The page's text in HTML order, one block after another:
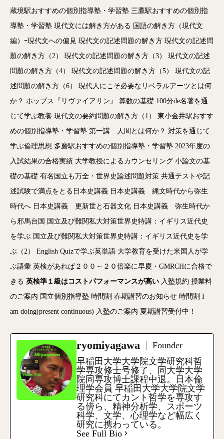
蔵境駅おすすめの個別指導塾・学習塾 三鷹駅おすすめの個別指
導塾・学習塾 現代文には解き方がある 国語の解き方（現代文
編）ｰ現代文への偏見 現代文の記述問題の解き方 現代文の記述問
題の解き方（2）
現代文の記述問題の解き方（3）
現代文の記述
問題の解き方（4）
現代文の記述問題の解き方（5）
現代文の記
述問題の解き方（6）
現代人にこそ必要なリベラルアーツとは何
か？ ホッブス『リヴァイアサン』 算数の基礎 100分de名著を通
じて学ぶ教養 現代文の要約問題の解き方（1）
東小金井駅おすす
めの個別指導塾・学習塾 第一講 人間とは何か？ 対策を通じて
学ぶ倫理思想 多磨駅おすすめの個別指導塾・学習塾 2023年度の
入試結果の合格実績 大学教授によるカウンセリング 小論文の基
礎の基礎 有名国立も万全・世界史論述問題対策 共通テストや記
述試験で満点をとる日本史講義 日本史講義 縄文時代から弥生
時代へ 日本史講義 更新世と石器文化 日本史講義 弥生時代か
ら邪馬台国 国立及び難関私大対策世界史特講：イギリス近代史
を学ぶ 国立及び難関私大対策世界史特講：イギリス近代史を学
ぶ（2）
English Quizで学ぶ英単語 大学教育を受けた米国人が学
ぶ語彙 英検があれば２００～２０倍楽に早慶・GMRCHに合格で
きる 英検準１級はコストパフォーマンスが高い 入塾規約 授業料
のご案内 国立個別指導塾 時間割 春期講習のお知らせ 時間割 I
am doing(present continuous) 入塾のご案内 夏期講習受付中！
ryomiyagawa
Founder
早稲田大学大学院文学研究科哲
学専攻修士号修了、同大学大学
院同専攻博士課程中退。日本倫
理学会員 早稲田大学大学院文学
研究科にてカント哲学を専攻す
る傍ら、精神分析学、スポーツ
科学、文学、心理学など幅広く
研究に携わっている。
See Full Bio